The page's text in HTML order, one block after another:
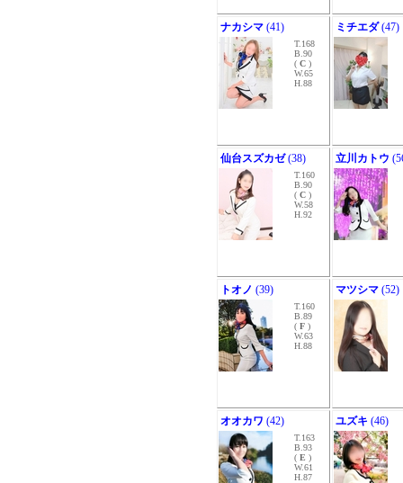
ナカシマ (41)
T.168
B.90
( C )
W.65
H.88
ミチエダ(47)
仙台スズカゼ(38)
T.160
B.90
( C )
W.58
H.92
立川カトウ
トオノ (39)
T.160
B.89
( F )
W.63
H.88
マツシマ (52)
オオカワ (42)
T.163
B.93
( E )
W.61
H.87
ユズキ (46)